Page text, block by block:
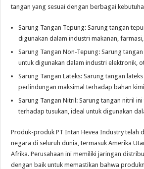
tangan yang sesuai dengan berbagai
Sarung Tangan Tepung: Sarung tangan
digunakan dalam industri makanan,
Sarung Tangan Non-Tepung: Sarung
untuk digunakan dalam industri elektronik,
Sarung Tangan Lateks: Sarung tangan
perlindungan maksimal terhadap bahan
Sarung Tangan Nitril: Sarung tangan nitril
terhadap tusukan, ideal untuk digunakan
Produk-produk PT Intan Hevea Industry telah
negara di seluruh dunia, termasuk Amerika
Afrika. Perusahaan ini memiliki jaringan
dengan baik untuk memastikan bahwa